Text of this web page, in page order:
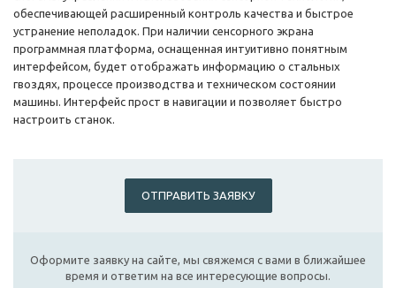
обеспечивающей расширенный контроль качества и быстрое
устранение неполадок. При наличии сенсорного экрана
программная платформа, оснащенная интуитивно понятным
интерфейсом, будет отображать информацию о стальных
гвоздях, процессе производства и техническом состоянии
машины. Интерфейс прост в навигации и позволяет быстро
настроить станок.
ОТПРАВИТЬ ЗАЯВКУ
Оформите заявку на сайте, мы свяжемся с вами в ближайшее
время и ответим на все интересующие вопросы.